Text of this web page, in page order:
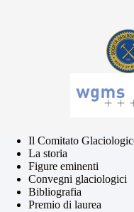
Il Comitato
La storia
Figure eminenti
Convegni glaciologici
Bibliografia
Premio di laurea